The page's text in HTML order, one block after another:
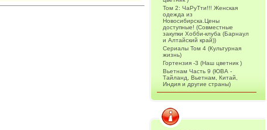
Том 2: ЧаРуТти!!! Женская
одежда из
Новосибирска.Цены
доступные! (Совместные
закупки Хобби-клуба (Барнаул
и Алтайский край))
Сериалы Том 4 (Культурная
жизнь)
Гортензия -3 (Наш цветник )
Вьетнам Часть 9 (ЮВА -
Тайланд, Вьетнам, Китай,
Индия и другие страны)